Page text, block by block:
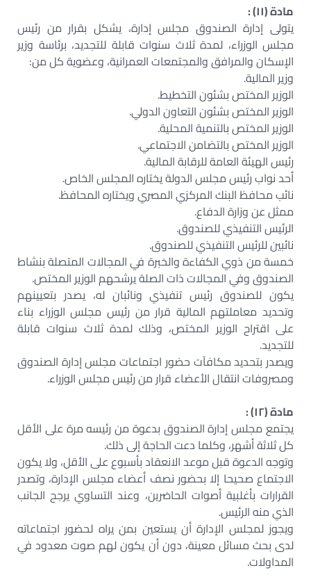
مادة (١١) :
يتولى إدارة الصندوق مجلس إدارة، يشكل بقرار من رئيس
مجلس الوزراء، لمدة ثلاث سنوات قابلة للتجديد، برئاسة وزير
الإسكان والمرافق والمجتمعات العمرانية، وعضوية كل من:
وزير المالية.
الوزير المختص بشئون التخطيط.
الوزير المختص بشئون التعاون الدولي.
الوزير المختص بالتنمية المحلية.
الوزير المختص بالتضامن الاجتماعي.
رئيس الهيئة العامة للرقابة المالية.
أحد نواب رئيس مجلس الدولة يختاره المجلس الخاص.
نائب محافظ البنك المركزي المصري ويختاره المحافظ.
ممثل عن وزارة الدفاع.
الرئيس التنفيذي للصندوق.
نائبين للرئيس التنفيذي للصندوق.
خمسة من ذوي الكفاءة والخبرة في المجالات المتصلة بنشاط
الصندوق وفي المجالات ذات الصلة يرشحهم الوزير المختص.
يكون للصندوق رئيس تنفيذي ونائبان له، يصدر بتعيينهم
وتحديد معاملتهم المالية قرار من رئيس مجلس الوزراء بناء
على اقتراح الوزير المختص، وذلك لمدة ثلاث سنوات قابلة
للتجديد.
ويصدر بتحديد مكافآت حضور اجتماعات مجلس إدارة الصندوق
ومصروفات انتقال الأعضاء قرار من رئيس مجلس الوزراء.
مادة (١٢) :
يجتمع مجلس إدارة الصندوق بدعوة من رئيسه مرة على الأقل
كل ثلاثة أشهر، وكلما دعت الحاجة إلى ذلك.
وتوجه الدعوة قبل موعد الانعقاد بأسبوع على الأقل، ولا يكون
الاجتماع صحيحا إلا بحضور نصف أعضاء مجلس الإدارة، وتصدر
القرارات بأغلبية أصوات الحاضرين، وعند التساوي يرجح الجانب
الذي منه الرئيس.
ويجوز لمجلس الإدارة أن يستعين بمن يراه لحضور اجتماعاته
لدى بحث مسائل معينة، دون أن يكون لهم صوت معدود في
المداولات.